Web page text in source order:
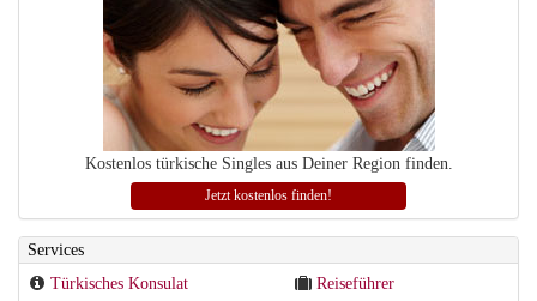
Kostenlos türkische Singles aus Deiner Region finden.
Jetzt kostenlos finden!
Services
Türkisches Konsulat
Reiseführer